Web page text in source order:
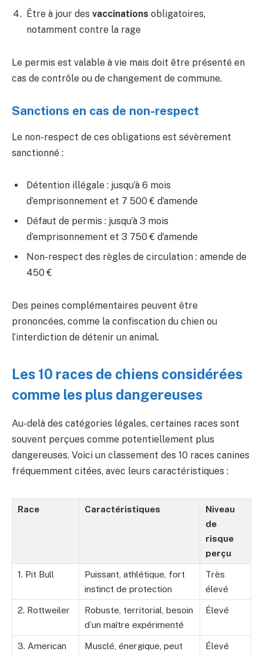
Être à jour des vaccinations obligatoires,
notamment contre la rage
Le permis est valable à vie mais doit être présenté en
cas de contrôle ou de changement de commune.
Sanctions en cas de non-respect
Le non-respect de ces obligations est sévèrement
sanctionné :
Détention illégale : jusqu’à 6 mois
d’emprisonnement et 7 500 € d’amende
Défaut de permis : jusqu’à 3 mois
d’emprisonnement et 3 750 € d’amende
Non-respect des règles de circulation : amende de
450 €
Des peines complémentaires peuvent être
prononcées, comme la confiscation du chien ou
l’interdiction de détenir un animal.
Les 10 races de chiens considérées
comme les plus dangereuses
Au-delà des catégories légales, certaines races sont
souvent perçues comme potentiellement plus
dangereuses. Voici un classement des 10 races canines
fréquemment citées, avec leurs caractéristiques :
Race Caractéristiques
Niveau
de
risque
perçu
1. Pit Bull
Puissant, athlétique, fort
instinct de protection
Très
élevé
2. Rottweiler
Robuste, territorial, besoin
d’un maître expérimenté
Élevé
3. American
Musclé, énergique, peut
Élevé